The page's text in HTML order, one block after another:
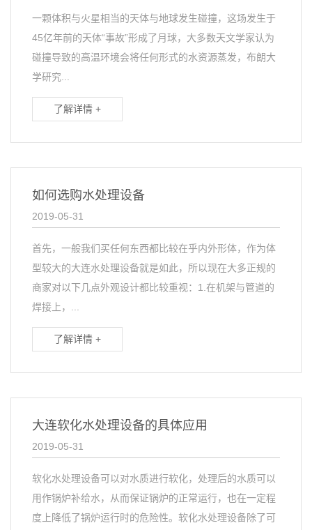
一颗体积与火星相当的天体与地球发生碰撞，这场发生于
45亿年前的天体“事故”形成了月球，大多数天文学家认为
碰撞导致的高温环境会将任何形式的水资源蒸发，布朗大
学研究...
了解详情 +
如何选购水处理设备
2019-05-31
首先，一般我们买任何东西都比较在乎内外形体，作为体
型较大的大连水处理设备就是如此，所以现在大多正规的
商家对以下几点外观设计都比较重视：1.在机架与管道的
焊接上，...
了解详情 +
大连软化水处理设备的具体应用
2019-05-31
软化水处理设备可以对水质进行软化，处理后的水质可以
用作锅炉补给水，从而保证锅炉的正常运行，也在一定程
度上降低了锅炉运行时的危险性。软化水处理设备除了可